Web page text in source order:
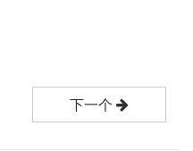
下一个